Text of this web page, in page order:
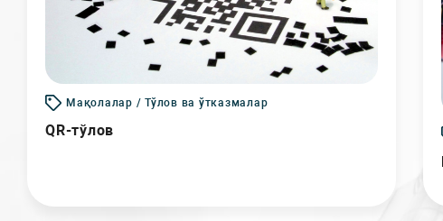
Мақолалар / Тўлов ва ўтказмалар
QR-тўлов